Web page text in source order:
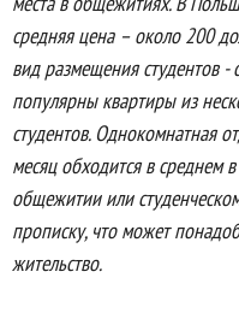
средняя цена – около 200
вид размещения студентов -
популярны квартиры из
студентов. Однокомнатная
месяц обходится в среднем
общежитии или
прописку, что может
жительство.